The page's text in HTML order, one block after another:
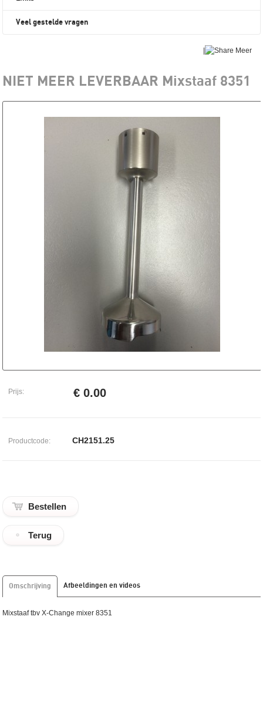
Veel gestelde vragen
| Meer
NIET MEER LEVERBAAR Mixstaaf 8351
Prijs: € 0.00
Productcode: CH2151.25
Terug
Omschrijving Afbeeldingen en videos
Mixstaaf tbv X-Change mixer 8351